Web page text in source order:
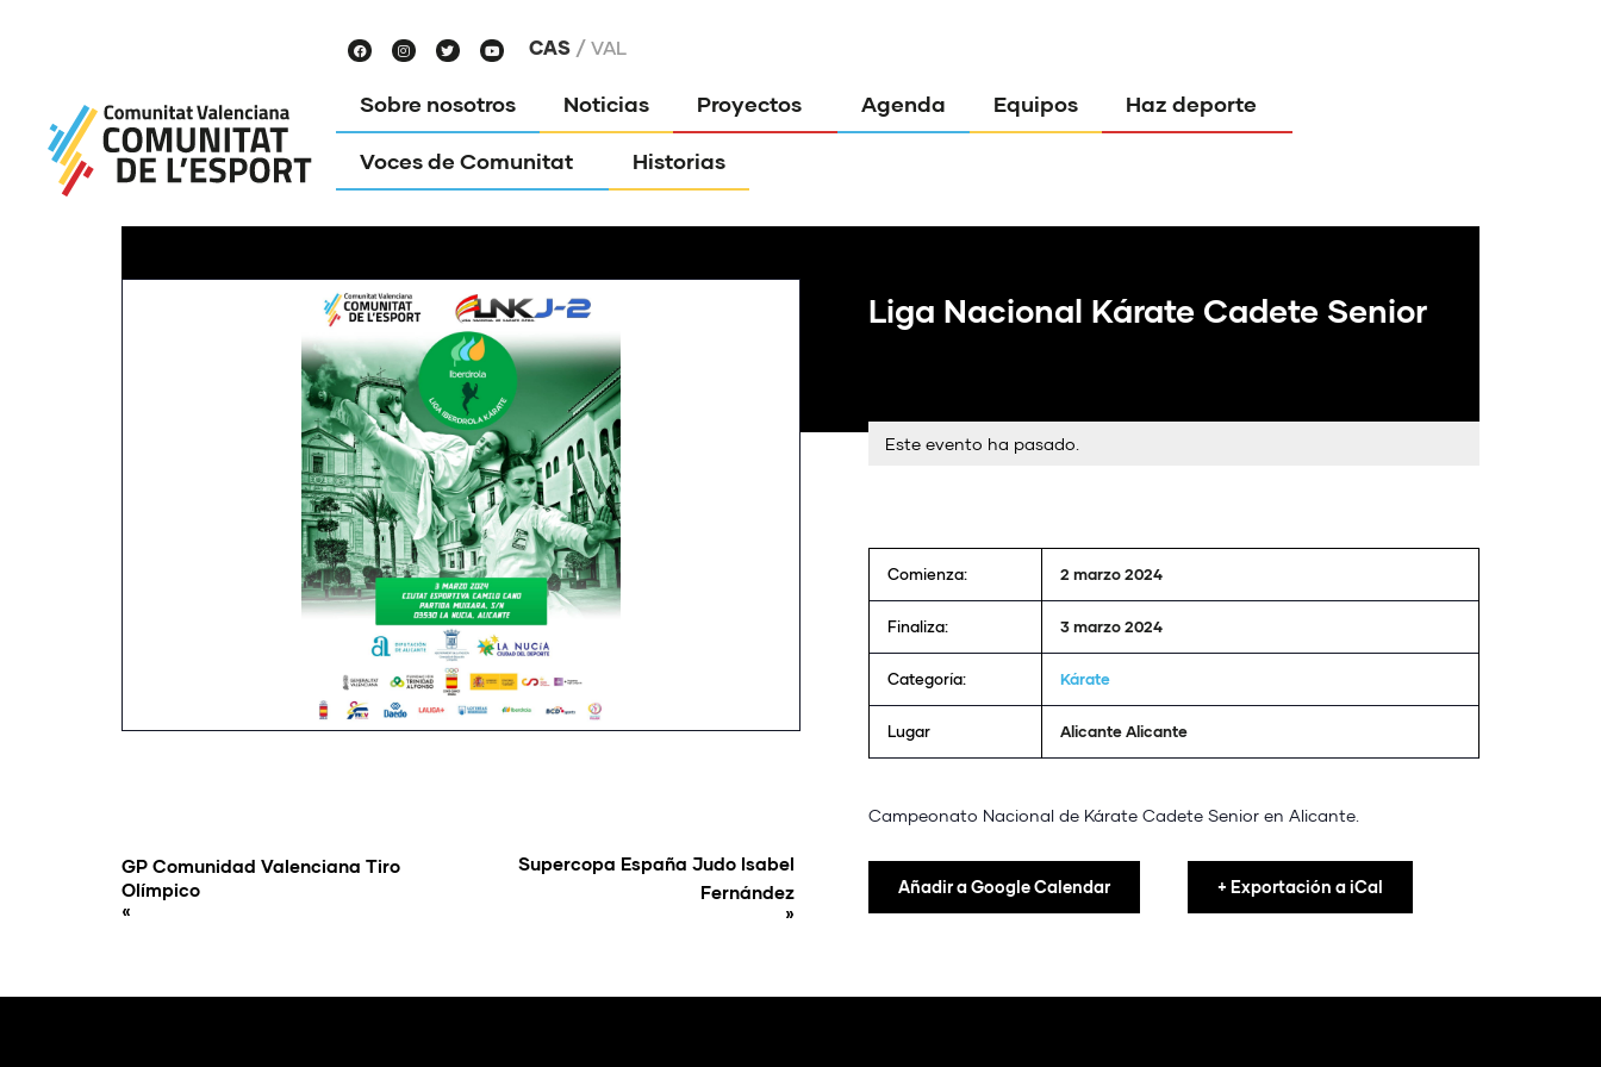
CAS VAL
Sobre nosotros Noticias Proyectos Agenda Equipos Haz deporte
Voces de Comunitat Historias
Liga Nacional Kárate Cadete Senior
Este evento ha pasado.
Comienza: 2 marzo 2024
Finaliza: 3 marzo 2024
Categoría: Kárate
Lugar Alicante Alicante
Campeonato Nacional de Kárate Cadete Senior en Alicante.
Añadir a Google Calendar + Exportación a iCal
GP Comunidad Valenciana Tiro
Olímpico
«
Supercopa España Judo Isabel
Fernández
»